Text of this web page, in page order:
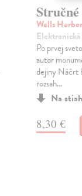
Wells
Po prvej
autor
dejiny Náčrt
rozsah...
Na
8,30 €